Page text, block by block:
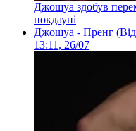
Джошуа здобув
нокдауні
Джошуа - Пренг
13:11, 26/07